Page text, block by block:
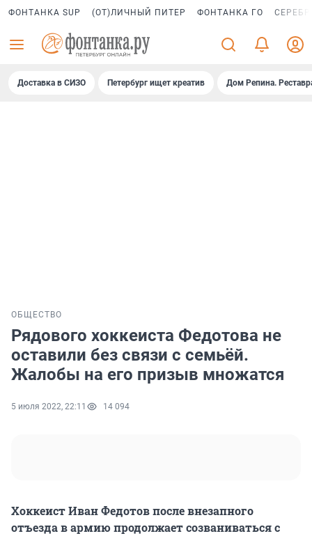
ФОНТАНКА SUP (ОТ)ЛИЧНЫЙ ПИТЕР ФОНТАНКА ГО
Доставка в СИЗО Петербург ищет креатив Дом Репина.
ОБЩЕСТВО
Рядового хоккеиста Федотова не
оставили без связи с семьёй.
Жалобы на его призыв множатся
5 июля 2022, 22:11 14 094
Хоккеист Иван Федотов после внезапного
отъезда в армию продолжает созваниваться с